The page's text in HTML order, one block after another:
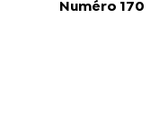
Numéro 170